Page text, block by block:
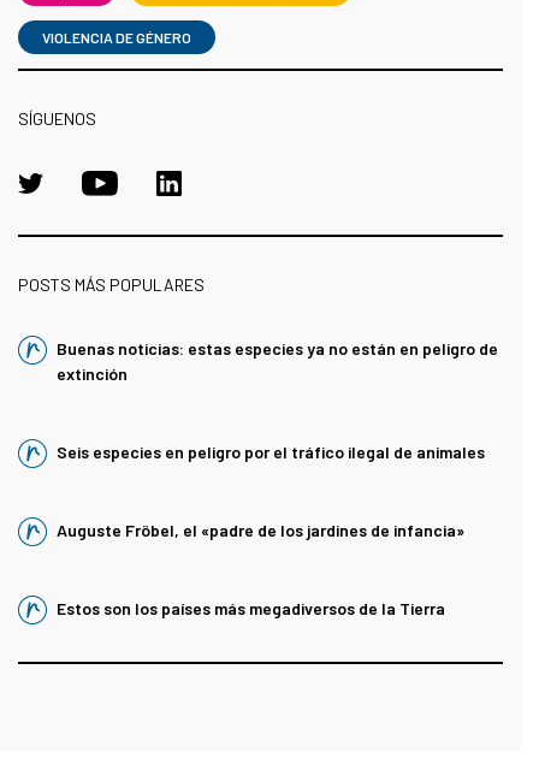
VIOLENCIA DE GÉNERO
SÍGUENOS
POSTS MÁS POPULARES
Buenas noticias: estas especies ya no están en peligro de
extinción
Seis especies en peligro por el tráfico ilegal de animales
Auguste Fröbel, el «padre de los jardines de infancia»
Estos son los países más megadiversos de la Tierra